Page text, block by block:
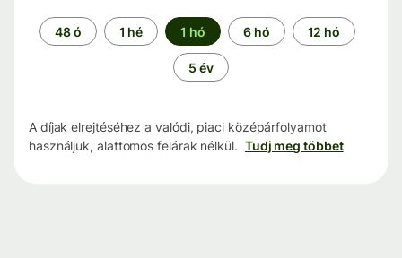
Időszak
48 ó 1 hé 1 hó 6 hó 12 hó
5 év
A díjak elrejtéséhez a valódi, piaci középárfolyamot
használjuk, alattomos felárak nélkül. Tudj meg többet